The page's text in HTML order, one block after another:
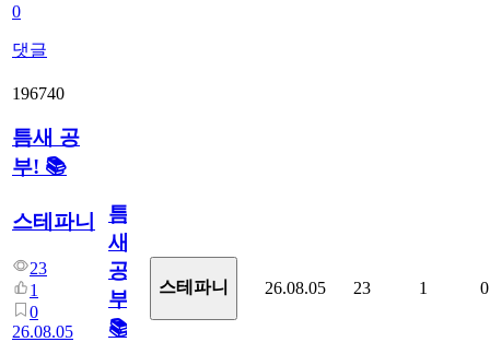
0
댓글
196740
틈새 공
부! 📚
스테파니
23
1
0
26.08.05
틈
새
공
부!
📚
스테파니 26.08.05 23 1 0